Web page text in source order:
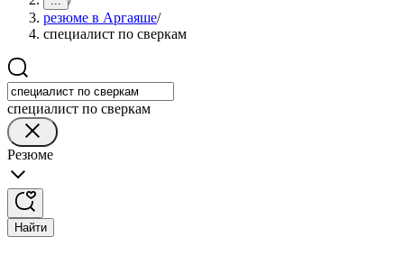
резюме в Аргаяше/
специалист по сверкам
специалист по сверкам
Резюме
Найти